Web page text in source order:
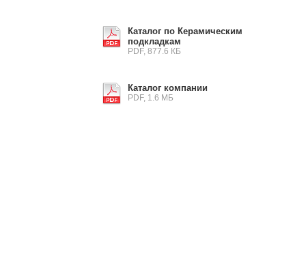
Каталог по Керамическим
подкладкам
PDF, 877.6 КБ
Каталог компании
PDF, 1.6 МБ